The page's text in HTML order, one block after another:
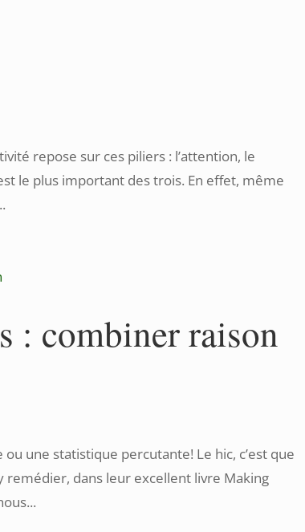
repose sur ces piliers : l’attention, le
le plus important des trois. En effet, même
: combiner raison
une statistique percutante! Le hic, c’est que
remédier, dans leur excellent livre Making